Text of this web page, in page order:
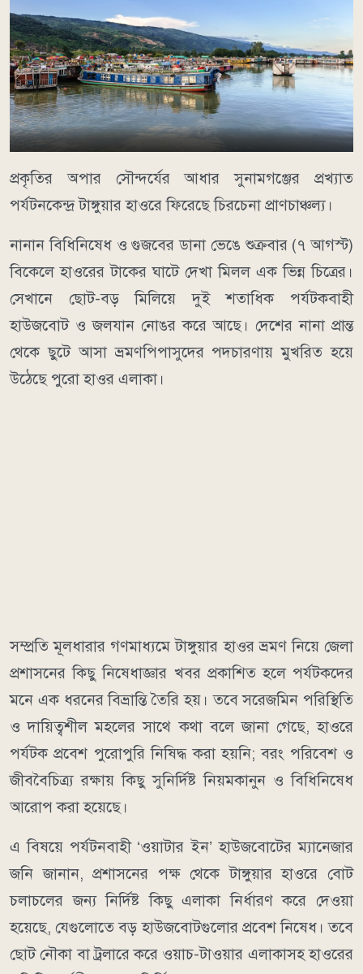
​প্রকৃতির অপার সৌন্দর্যের আধার সুনামগঞ্জের প্রখ্যাত
পর্যটনকেন্দ্র টাঙ্গুয়ার হাওরে ফিরেছে চিরচেনা প্রাণচাঞ্চল্য।
নানান বিধিনিষেধ ও গুজবের ডানা ভেঙে শুক্রবার (৭ আগস্ট)
বিকেলে হাওরের টাকের ঘাটে দেখা মিলল এক ভিন্ন চিত্রের।
সেখানে ছোট-বড় মিলিয়ে দুই শতাধিক পর্যটকবাহী
হাউজবোট ও জলযান নোঙর করে আছে। দেশের নানা প্রান্ত
থেকে ছুটে আসা ভ্রমণপিপাসুদের পদচারণায় মুখরিত হয়ে
উঠেছে পুরো হাওর এলাকা।
​সম্প্রতি মূলধারার গণমাধ্যমে টাঙ্গুয়ার হাওর ভ্রমণ নিয়ে জেলা
প্রশাসনের কিছু নিষেধাজ্ঞার খবর প্রকাশিত হলে পর্যটকদের
মনে এক ধরনের বিভ্রান্তি তৈরি হয়। তবে সরেজমিন পরিস্থিতি
ও দায়িত্বশীল মহলের সাথে কথা বলে জানা গেছে, হাওরে
পর্যটক প্রবেশ পুরোপুরি নিষিদ্ধ করা হয়নি; বরং পরিবেশ ও
জীববৈচিত্র্য রক্ষায় কিছু সুনির্দিষ্ট নিয়মকানুন ও বিধিনিষেধ
আরোপ করা হয়েছে।
​এ বিষয়ে পর্যটনবাহী ‘ওয়াটার ইন’ হাউজবোটের ম্যানেজার
জনি জানান, প্রশাসনের পক্ষ থেকে টাঙ্গুয়ার হাওরে বোট
চলাচলের জন্য নির্দিষ্ট কিছু এলাকা নির্ধারণ করে দেওয়া
হয়েছে, যেগুলোতে বড় হাউজবোটগুলোর প্রবেশ নিষেধ। তবে
ছোট নৌকা বা ট্রলারে করে ওয়াচ-টাওয়ার এলাকাসহ হাওরের